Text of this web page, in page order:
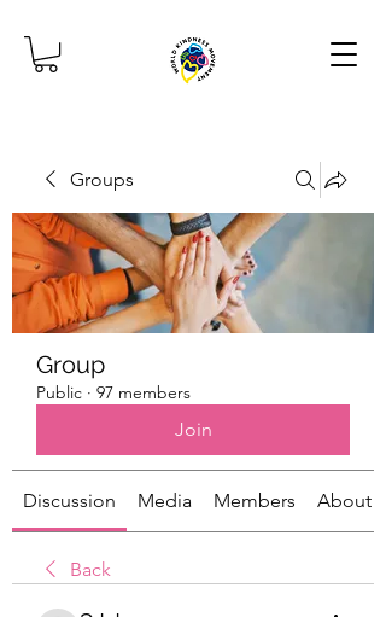
Groups
Group
Public · 97 members
Join
Discussion Media Members About
Back